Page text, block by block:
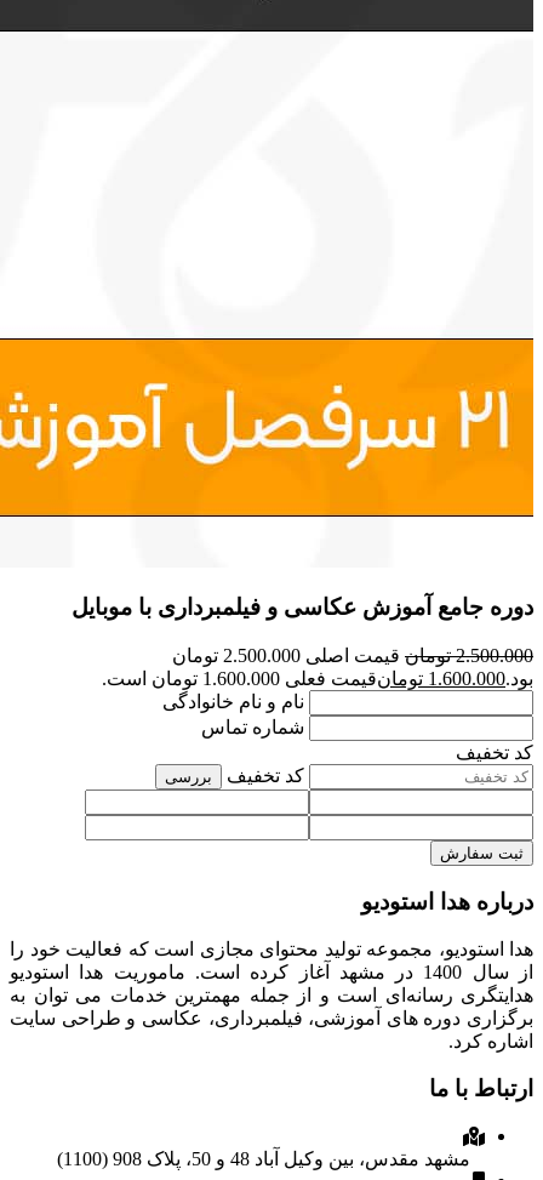
دوره جامع آموزش عکاسی و فیلمبرداری با موبایل
2.500.000 تومان
قیمت اصلی 2.500.000 تومان
بود.1.600.000 تومانقیمت فعلی 1.600.000 تومان است.
نام و نام خانوادگی
شماره تماس
کد تخفیف
کد تخفیف
بررسی
ثبت سفارش
درباره هدا استودیو
هدا استودیو، مجموعه تولید محتوای مجازی است که فعالیت خود را
از سال 1400 در مشهد آغاز کرده است. ماموریت هدا استودیو
هدایتگری رسانه‌ای است و از جمله مهمترین خدمات می توان به
برگزاری دوره های آموزشی، فیلمبرداری، عکاسی و طراحی سایت
اشاره کرد.
ارتباط با ما
مشهد مقدس، بین وکیل آباد 48 و 50، پلاک 908 (1100)